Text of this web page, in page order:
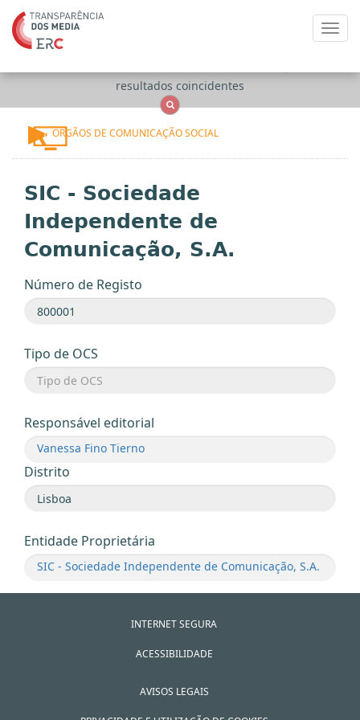
resultados coincidentes
ÓRGÃOS DE COMUNICAÇÃO SOCIAL
SIC - Sociedade
Independente de
Comunicação, S.A.
Número de Registo
Tipo de OCS
Responsável editorial
Vanessa Fino Tierno
Distrito
Entidade Proprietária
SIC - Sociedade Independente de Comunicação, S.A.
INTERNET SEGURA
ACESSIBILIDADE
AVISOS LEGAIS